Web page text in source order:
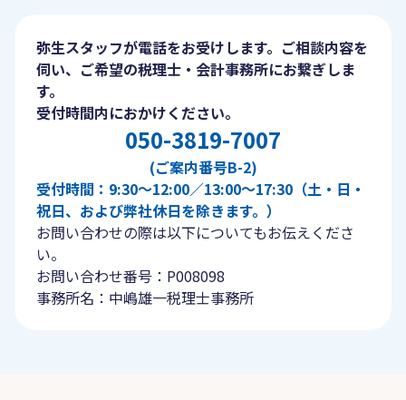
弥生スタッフが電話をお受けします。ご相談内容を
伺い、ご希望の税理士・会計事務所にお繋ぎしま
す。
受付時間内におかけください。
050-3819-7007
(ご案内番号B-2)
受付時間：9:30〜12:00／13:00〜17:30（土・日・
祝日、および弊社休日を除きます。）
お問い合わせの際は以下についてもお伝えくださ
い。
お問い合わせ番号：P008098
事務所名：中嶋雄一税理士事務所